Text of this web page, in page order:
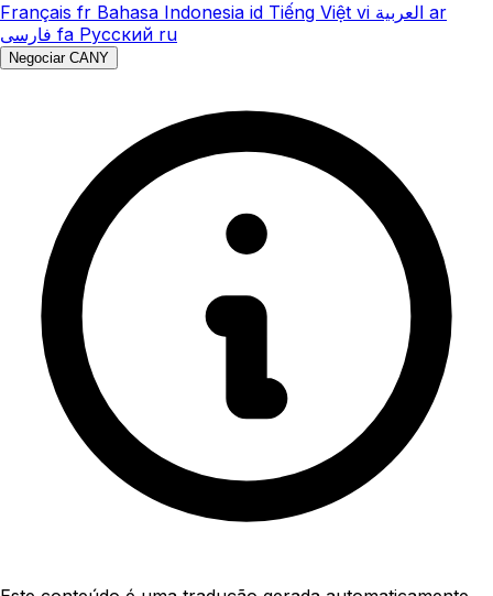
Français fr Bahasa Indonesia id Tiếng Việt vi العربية ar
فارسی fa Русский ru
Negociar CANY